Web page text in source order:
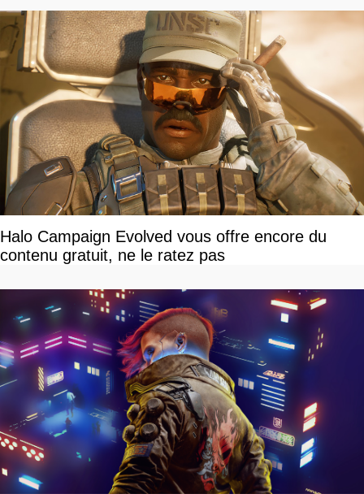
Halo Campaign Evolved vous offre encore du
contenu gratuit, ne le ratez pas